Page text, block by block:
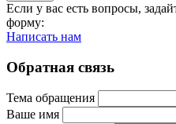
Если у вас есть вопросы,
форму:
Написать нам
Обратная связь
Тема обращения
Ваше имя